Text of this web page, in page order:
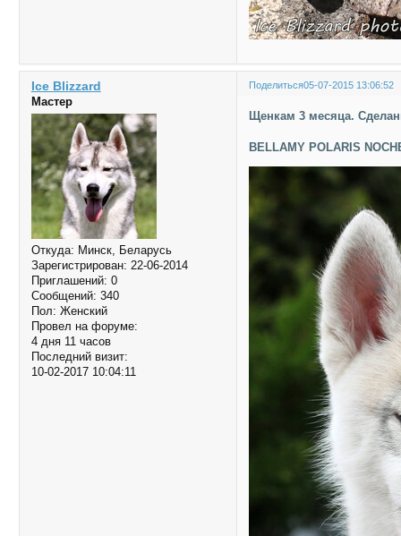
Поделиться05-07-2015 13:06:52
Ice Blizzard
Мастер
Откуда: Минск, Беларусь
Зарегистрирован: 22-06-2014
Приглашений: 0
Сообщений: 340
Пол: Женский
Провел на форуме:
4 дня 11 часов
Последний визит:
10-02-2017 10:04:11
Щенкам 3 месяца.
BELLAMY POLARIS